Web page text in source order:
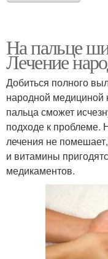
На пальце
Лечение
Добиться полного
народной медициной
пальца сможет
подходе к проблеме.
лечения не
и витамины
медикаментов.